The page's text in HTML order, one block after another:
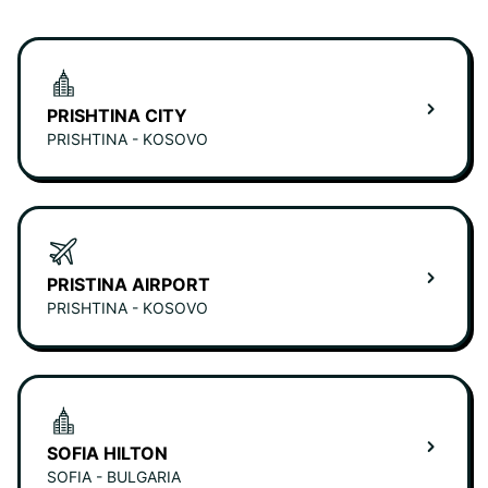
PRISHTINA CITY
PRISHTINA - KOSOVO
PRISTINA AIRPORT
PRISHTINA - KOSOVO
SOFIA HILTON
SOFIA - BULGARIA